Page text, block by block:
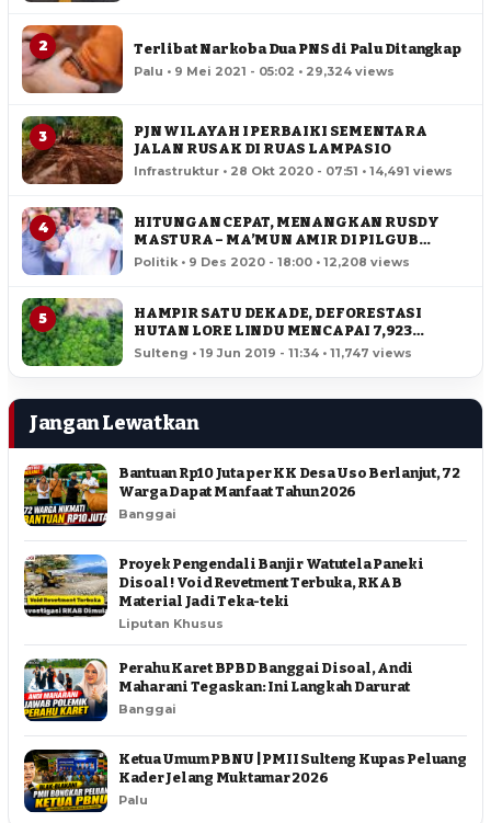
2 Terlibat Narkoba Dua PNS di Palu Ditangkap
Palu • 9 Mei 2021 - 05:02 • 29,324 views
3
PJN WILAYAH I PERBAIKI SEMENTARA
JALAN RUSAK DI RUAS LAMPASIO
Infrastruktur • 28 Okt 2020 - 07:51 • 14,491 views
4
HITUNGAN CEPAT, MENANGKAN RUSDY
MASTURA – MA’MUN AMIR DI PILGUB
SULTENG
Politik • 9 Des 2020 - 18:00 • 12,208 views
5
HAMPIR SATU DEKADE, DEFORESTASI
HUTAN LORE LINDU MENCAPAI 7,923
HEKTAR
Sulteng • 19 Jun 2019 - 11:34 • 11,747 views
Jangan Lewatkan
Bantuan Rp10 Juta per KK Desa Uso Berlanjut, 72
Warga Dapat Manfaat Tahun 2026
Banggai
Proyek Pengendali Banjir Watutela Paneki
Disoal ! Void Revetment Terbuka, RKAB
Material Jadi Teka-teki
Liputan Khusus
Perahu Karet BPBD Banggai Disoal, Andi
Maharani Tegaskan: Ini Langkah Darurat
Banggai
Ketua Umum PBNU | PMII Sulteng Kupas Peluang
Kader Jelang Muktamar 2026
Palu